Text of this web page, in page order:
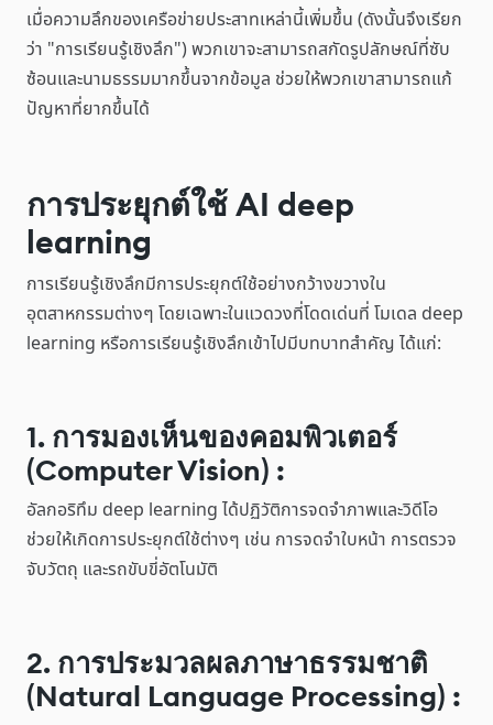
เมื่อความลึกของเครือข่ายประสาทเหล่านี้เพิ่มขึ้น (ดังนั้นจึงเรียก
ว่า "การเรียนรู้เชิงลึก") พวกเขาจะสามารถสกัดรูปลักษณ์ที่ซับ
ซ้อนและนามธรรมมากขึ้นจากข้อมูล ช่วยให้พวกเขาสามารถแก้
ปัญหาที่ยากขึ้นได้
การประยุกต์ใช้ AI deep
learning
การเรียนรู้เชิงลึกมีการประยุกต์ใช้อย่างกว้างขวางใน
อุตสาหกรรมต่างๆ โดยเฉพาะในแวดวงที่โดดเด่นที่ โมเดล deep
learning หรือการเรียนรู้เชิงลึกเข้าไปมีบทบาทสำคัญ ได้แก่:
1. การมองเห็นของคอมพิวเตอร์
(Computer Vision) :
อัลกอริทึม deep learning ได้ปฏิวัติการจดจำภาพและวิดีโอ
ช่วยให้เกิดการประยุกต์ใช้ต่างๆ เช่น การจดจำใบหน้า การตรวจ
จับวัตถุ และรถขับขี่อัตโนมัติ
2. การประมวลผลภาษาธรรมชาติ
(Natural Language Processing) :